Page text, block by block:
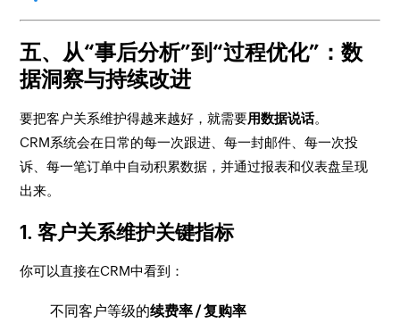
五、从“事后分析”到“过程优化”：数
据洞察与持续改进
要把客户关系维护得越来越好，就需要用数据说话。
CRM系统会在日常的每一次跟进、每一封邮件、每一次投
诉、每一笔订单中自动积累数据，并通过报表和仪表盘呈现
出来。
1. 客户关系维护关键指标
你可以直接在CRM中看到：
不同客户等级的续费率 / 复购率